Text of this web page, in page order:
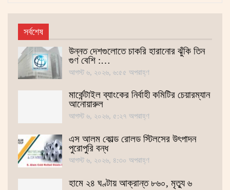
সর্বশেষ
উন্নত দেশগুলোতে চাকরি হারানোর ঝুঁকি তিন
গুণ বেশি :…
আগস্ট ৬, ২০২৬, ৬:৫৫ অপরাহ্ণ
মার্কেন্টাইল ব্যাংকের নির্বাহী কমিটির চেয়ারম্যান
আনোয়ারুল
আগস্ট ৬, ২০২৬, ৫:২৭ অপরাহ্ণ
এস আলম কোল্ড রোলড স্টিলসের উৎপাদন
পুরোপুরি বন্ধ
আগস্ট ৬, ২০২৬, ৪:৩০ অপরাহ্ণ
হামে ২৪ ঘণ্টায় আক্রান্ত ৮৬০, মৃত্যু ৬